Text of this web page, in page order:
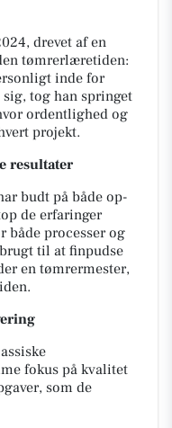
drevet af en
tømrerlæretiden:
inde for
tog han springet
ordentlighed og
projekt.
resultater
budt på både op-
de erfaringer
processer og
til at finpudse
en tømrermester,
fokus på kvalitet
som de